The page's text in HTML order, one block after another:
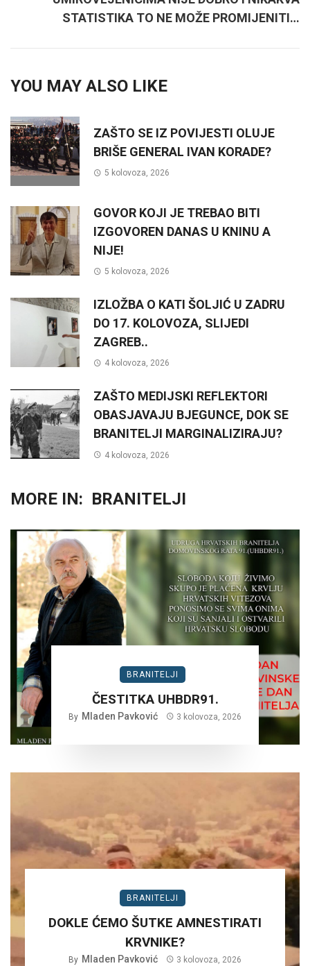
STATISTIKA TO NE MOŽE PROMIJENITI…
YOU MAY ALSO LIKE
ZAŠTO SE IZ POVIJESTI OLUJE
BRIŠE GENERAL IVAN KORADE?
5 kolovoza, 2026
GOVOR KOJI JE TREBAO BITI
IZGOVOREN DANAS U KNINU A
NIJE!
5 kolovoza, 2026
IZLOŽBA O KATI ŠOLJIĆ U ZADRU
DO 17. KOLOVOZA, SLIJEDI
ZAGREB..
4 kolovoza, 2026
ZAŠTO MEDIJSKI REFLEKTORI
OBASJAVAJU BJEGUNCE, DOK SE
BRANITELJI MARGINALIZIRAJU?
4 kolovoza, 2026
MORE IN: BRANITELJI
BRANITELJI
ČESTITKA UHBDR91.
By Mladen Pavković 3 kolovoza, 2026
BRANITELJI
DOKLE ĆEMO ŠUTKE AMNESTIRATI
KRVNIKE?
By Mladen Pavković 3 kolovoza, 2026